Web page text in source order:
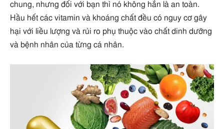
chung, nhưng đối với bạn thì nó không hẳn là an toàn.
Hầu hết các vitamin và khoáng chất đều có nguy cơ gây
hại với liều lượng và rủi ro phụ thuộc vào chất dinh dưỡng
và bệnh nhân của từng cá nhân.